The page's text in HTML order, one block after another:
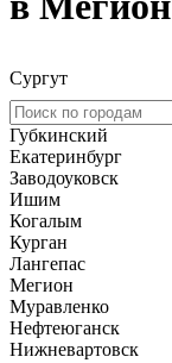
Сургут
Губкинский
Екатеринбург
Заводоуковск
Ишим
Когалым
Курган
Лангепас
Мегион
Муравленко
Нефтеюганск
Нижневартовск